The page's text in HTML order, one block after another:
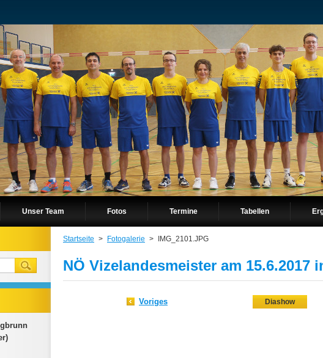
Unser Team Fotos Termine Tabellen
Startseite > Fotogalerie > IMG_2101.JPG
NÖ Vizelandesmeister am 15.6.2017
Voriges Diashow